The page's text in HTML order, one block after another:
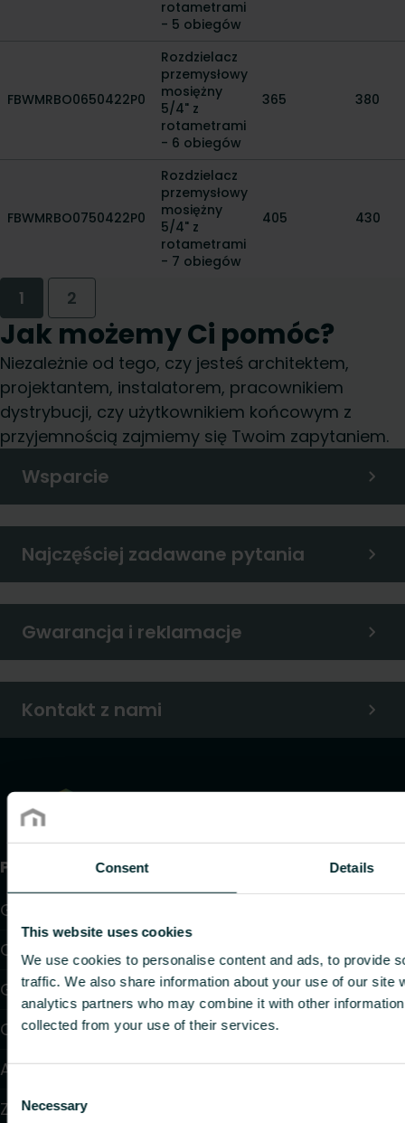
Consent Details
This website uses cookies
We use cookies to personalise content and ads, to provide
traffic. We also share information about your use of our site
analytics partners who may combine it with other
collected from your use of their services.
Selection
Necessary
rotametrami
- 5 obiegów
FBWMRBO0650422P0
Rozdzielacz
przemysłowy
mosiężny
5/4" z
rotametrami
- 6 obiegów
365 380
FBWMRBO0750422P0
Rozdzielacz
przemysłowy
mosiężny
5/4" z
rotametrami
- 7 obiegów
405 430
1 2
Jak możemy Ci pomóc?
Niezależnie od tego, czy jesteś architektem,
projektantem, instalatorem, pracownikiem
dystrybucji, czy użytkownikiem końcowym z
przyjemnością zajmiemy się Twoim zapytaniem.
Wsparcie
Najczęściej zadawane pytania
Gwarancja i reklamacje
Kontakt z nami
Produkty
Grzejniki
Ogrzewanie i chłodzenie podłogowe
Grzejniki konwektorowe i klimakonwektory
Ogrzewanie elektryczne
Automatyka
Zawory i głowice termostatyczne